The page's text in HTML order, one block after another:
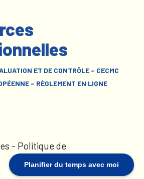
Planifier du temps avec moi
ET DE CONTRÔLE – CECMC
– RÈGLEMENT EN LIGNE
- Politique de